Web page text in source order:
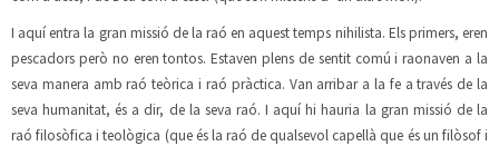
I aquí entra la gran missió de la raó en aquest temps nihilista. Els primers, eren
pescadors però no eren tontos. Estaven plens de sentit comú i raonaven a la
seva manera amb raó teòrica i raó pràctica. Van arribar a la fe a través de la
seva humanitat, és a dir, de la seva raó. I aquí hi hauria la gran missió de la
raó filosòfica i teològica (que és la raó de qualsevol capellà que és un filòsof i